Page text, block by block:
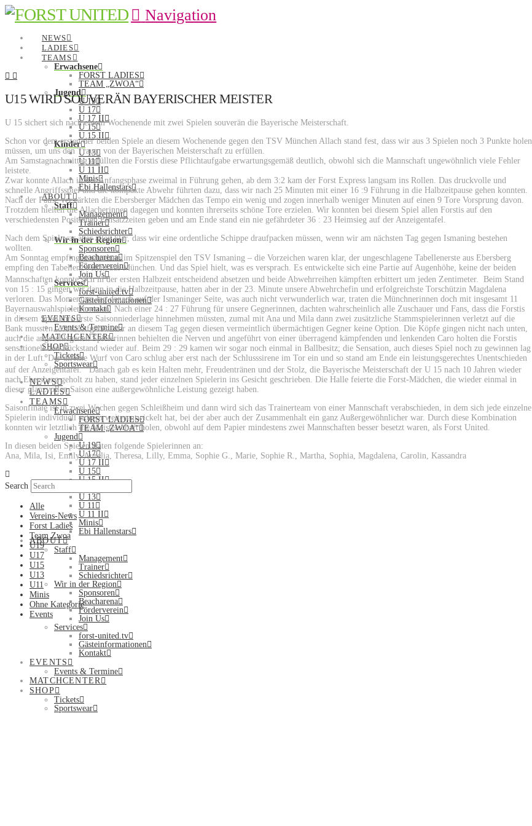
Navigation
NEWS
LADIES
TEAMS
Erwachsene
FORST LADIES
TEAM „ZWOA“
Jugend
U 19
U 17
U 17 II
U 15
U 15 II
Kinder
U 13
U 11
U 11 II
Minis
Ebi Hallenstars
ABOUT
Staff
Management
Trainer
Schiedsrichter
Wir in der Region
Sponsoren
Beacharena
Förderverein
Join Us
Services
forst-united.tv
Gästeinformationen
Kontakt
EVENTS
Events & Termine
MATCHCENTER
SHOP
Tickets
Sportswear
NEWS
LADIES
TEAMS
Erwachsene
FORST LADIES
TEAM „ZWOA“
Jugend
U 19
U 17
U 17 II
U 15
U 15 II
Kinder
U 13
U 11
U 11 II
Minis
Ebi Hallenstars
ABOUT
Staff
Management
Trainer
Schiedsrichter
Wir in der Region
Sponsoren
Beacharena
Förderverein
Join Us
Services
forst-united.tv
Gästeinformationen
Kontakt
EVENTS
Events & Termine
MATCHCENTER
SHOP
Tickets
Sportswear
U15 WIRD SOUVERÄN BAYERISCHER MEISTER
U 15 sichert sich nach einem Wochenende mit zwei Spielen souverän die Bayerische Meisterschaft.
Schon vor dem ersten der beiden Spiele an diesem Wochenende gegen den TSV München Allach stand fest, dass wir aus 3 Spielen noch 3 Punkte holen
müssen, um uns den Traum von der Bayerischen Meisterschaft zu erfüllen.
Am Samstagnachmittag erfüllten die Forstis diese Pflichtaufgabe erwartungsgemäß deutlich, obwohl sich die Mannschaft ungewöhnlich viele Fehler
leistete.
Zwar konnte Allach in der Anfangsphase zweimal in Führung gehen, ab dem 3:2 kam der Forst Express langsam ins Rollen. Das druckvolle und
schnelle Angriffsspiel und die kompakte Abwehr führten dazu, dass wir nach 25 Minuten mit einer 16 :9 Führung in die Halbzeitpause gehen konnten.
Nach der Pause verstärkten die Ebersberger Mädchen das Tempo ein wenig und zogen innerhalb weniger Minuten auf einen 9 Tore Vorsprung davon.
Trotzdem hielten die Allacherinnen dagegen und konnten ihrerseits schöne Tore erzielen. Wir konnten bei diesem Spiel allen Forstis auf den
verschiedensten Positionen Einsatzzeiten geben und am Ende stand ein nie gefährdeter 36 : 23 Heimsieg auf der Anzeigentafel.
Nach dem Spiel war aber allen klar, dass wir eine ordentliche Schippe draufpacken müssen, wenn wir am nächsten Tag gegen Ismaning bestehen
wollten.
Am Sonntag empfingen wir dann im Spitzenspiel den TSV Ismaning – die Vorzeichen waren klar, der ungeschlagene Tabellenerste aus Ebersberg
empfing den Tabellenzweiten aus München. Und das Spiel hielt, was es versprach. Es entwickelte sich eine Partie auf Augenhöhe, keine der beiden
Mannschaften konnte sich in der ersten Halbzeit entscheidend absetzen und beide Abwehrreihen kämpften erbittert um jeden Zentimeter. Beim Stand
von 15 : 15 gingen wir dann in die Halbzeitpause, hatten aber in der 23. Minute unsere Abwehrchefin und erfolgreichste Torschützin Magdalena
verloren. Das Momentum lag danach auf der Ismaninger Seite, was auch nicht verwunderlich war, traten die Münchnerinnen doch mit insgesamt 11
Bayernauswahlspielerinnen an. Nach einer 24 : 27 Führung für unsere Gegnerinnen, dachten wahrscheinlich alle Zuschauer und Fans, dass die Forstis
in diesem Spiel ihre erste Saisonniederlage hinnehmen müssten, zumal mit Ana und Mila dann zwei zusätzliche Stammspielerinnen verletzt auf die
Bank mussten. Aber Aufgeben war an diesem Tag gegen diesen vermeintlich übermächtigen Gegner keine Option. Die Köpfe gingen nicht nach unten,
auch die angeschlagenen Spielerinnen behielten die Nerven und angeführt von einer überragend kämpfenden und lenkenden Caro holten die Forstis
sensationell den Rückstand wieder auf. Beim 29 : 29 kamen wir sogar noch einmal in Ballbesitz; die Sensation, auch dieses Spiel noch zu gewinnen lag
in der Luft. Der direkte Wurf von Caro schlug aber erst nach der Schlusssirene im Tor ein und so stand am Ende ein leistungsgerechtes Unentschieden
auf der Anzeigentafel. Danach gab es kein Halten mehr, Freudentränen und der Stolz, die Bayerische Meisterschaft der U 15 nach 10 Jahren wieder
nach Ebersberg geholt zu haben, stand jeder einzelnen Spielerin ins Gesicht geschrieben. Die Halle feierte die Forst-Mädchen, die wieder einmal in
dieser glanzvollen Saison eine außergewöhnliche Leistung gezeigt haben.
Saisonfinale ist in zwei Wochen gegen Schleißheim und dann wird sich das Trainerteam von einer Mannschaft verabschieden, in dem sich jede einzelne
Spielerin individuell extrem weiterentwickelt hat, bei der aber auch der Zusammenhalt ein ganz Außergewöhnlicher war. Durch diese Kombination
konnten wir letztlich die Meisterschaft holen, obwohl auf dem Papier mindestens zwei Mannschaften besser besetzt waren, als Forst United.
In diesen beiden Spielen traten folgende Spielerinnen an:
Ana, Mila, Isi, Emily, Aurelia, Theresa, Lilly, Emma, Sophie G., Marie, Sophie R., Martha, Sophia, Magdalena, Carolin, Kassandra
Search
Alle
Vereins-News
Forst Ladies
Team Zwoa
U19
U17
U15
U13
U11
Minis
Ohne Kategorie
Events